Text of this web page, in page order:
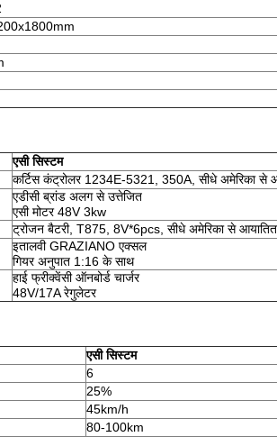
एसी सिस्टम
कर्टिस कंट्रोलर 1234E-5321, 350A, सीधे अमेरिका से
एडीसी ब्रांड अलग से उत्तेजित
एसी मोटर 48V 3kw
ट्रोजन बैटरी, T875, 8V*6pcs, सीधे अमेरिका से आयातित
इतालवी GRAZIANO एक्सल
गियर अनुपात 1:16 के साथ
हाई फ्रीक्वेंसी ऑनबोर्ड चार्जर
48V/17A रेगुलेटर
एसी सिस्टम
6
25%
45km/h
80-100km